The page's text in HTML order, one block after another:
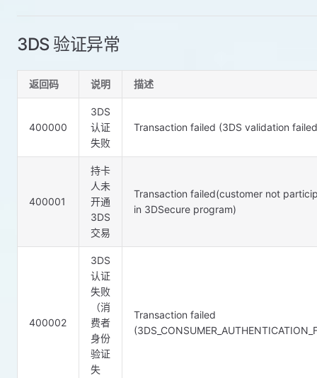
3DS 验证异常
返回码 说明 描述
400000
3DS
认证
失败
Transaction failed (3DS validation
400001
持卡
人未
开通
3DS
交易
Transaction failed(customer not
in 3DSecure program)
400002
3DS
认证
失败
（消
费者
身份
验证
失
Transaction failed